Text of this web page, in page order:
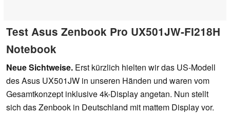
Test Asus Zenbook Pro UX501JW-FI218H
Notebook
Neue Sichtweise. Erst kürzlich hielten wir das US-Modell
des Asus UX501JW in unseren Händen und waren vom
Gesamtkonzept inklusive 4k-Display angetan. Nun stellt
sich das Zenbook in Deutschland mit mattem Display vor.